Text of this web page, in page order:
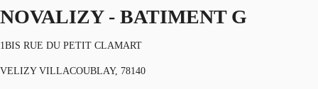
NOVALIZY - BATIMENT G
1BIS RUE DU PETIT CLAMART
VELIZY VILLACOUBLAY, 78140